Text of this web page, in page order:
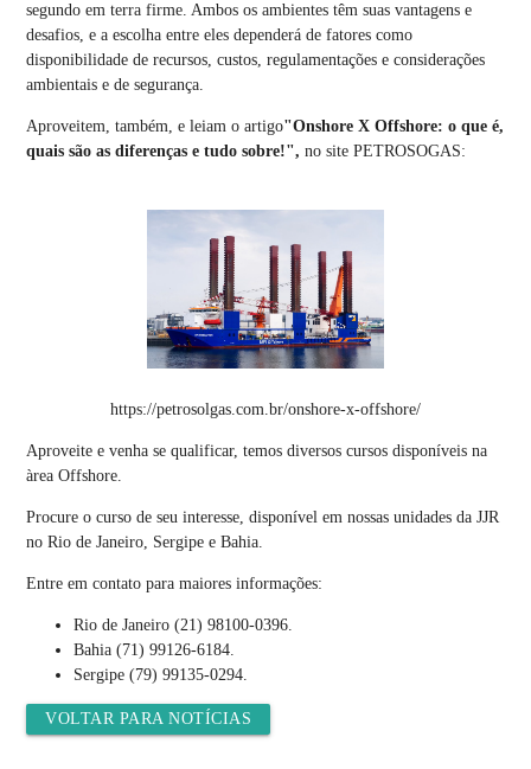
segundo em terra firme. Ambos os ambientes têm suas vantagens e
desafios, e a escolha entre eles dependerá de fatores como
disponibilidade de recursos, custos, regulamentações e considerações
ambientais e de segurança.
Aproveitem, também, e leiam o artigo"Onshore X Offshore: o que é,
quais são as diferenças e tudo sobre!", no site PETROSOGAS:
https://petrosolgas.com.br/onshore-x-offshore/
Aproveite e venha se qualificar, temos diversos cursos disponíveis na
àrea Offshore.
Procure o curso de seu interesse, disponível em nossas unidades da JJR
no Rio de Janeiro, Sergipe e Bahia.
Entre em contato para maiores informações:
Rio de Janeiro (21) 98100-0396.
Bahia (71) 99126-6184.
Sergipe (79) 99135-0294.
VOLTAR PARA NOTÍCIAS